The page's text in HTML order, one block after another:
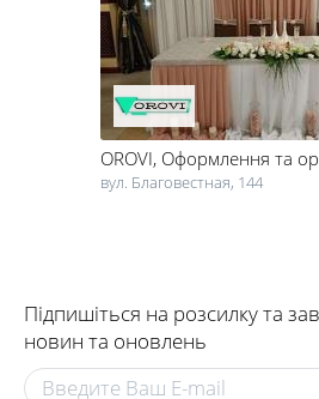
OROVI, Оформлення та
вул. Благовестная, 144
Підпишіться на розсилку та
новин та оновлень